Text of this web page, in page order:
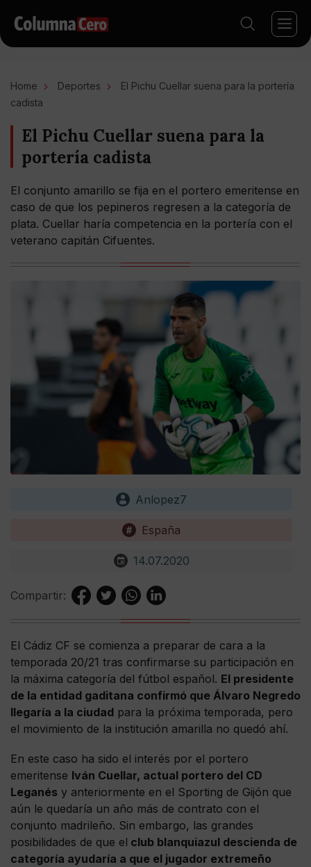
Home Deportes
El Pichu Cuellar suena para la portería
cadista
El Pichu Cuellar suena para la
portería cadista
El conjunto amarillo se fija en el portero emeritense en
caso de que los pepineros regresen a la categoría de
plata. Cuellar haría competencia en la portería con el
veterano capitán Cifuentes.
Anlopez7
España
14.07.2020
Compartir:
El Cádiz CF se comienza a preparar de cara a la
temporada 20/21 tras confirmarse su participación en
la máxima categoría del fútbol español. El presidente
de la entidad gaditana confirmó que Álvaro Negredo
llegaría a la ciudad para la próxima temporada, pero
el movimiento de la institución amarilla no quedó ahí.
En este caso ha sido el interés por el portero
emeritense Iván Cuellar, actual portero del CD
Leganés y anteriormente en el Sporting de Gijón que
aún le quedaría un año más de contrato con el
conjunto madrileño. Sin embargo, las grandes
posibilidades de que el club blanquiazul descienda de
categoría ayudaría a que el jugador extremeño